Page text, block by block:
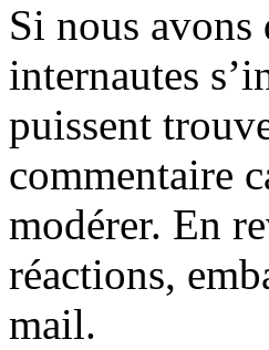
Si nous avons
internautes
puissent
commentaire
modérer. En
réactions,
mail.